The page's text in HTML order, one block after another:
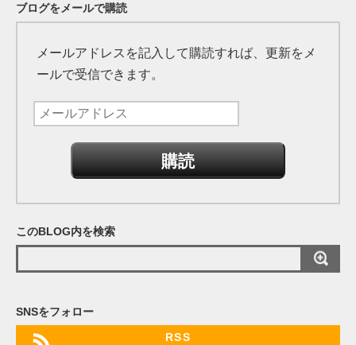
ブログをメールで購読
メールアドレスを記入して購読すれば、更新をメ
ールで受信できます。
ス
このBLOG内を検索
SNSをフォロー
RSS